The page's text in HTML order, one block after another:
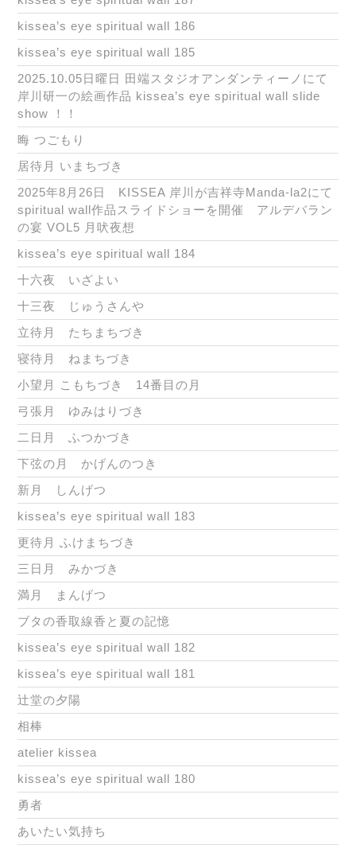
kissea’s eye spiritual wall 186
kissea’s eye spiritual wall 185
2025.10.05日曜日 田端スタジオアンダンティーノにて
岸川研一の絵画作品 kissea’s eye spiritual wall slide
show ！！
晦 つごもり
居待月 いまちづき
2025年8月26日 KISSEA 岸川が吉祥寺Manda-la2にて
spiritual wall作品スライドショーを開催 アルデバラン
の宴 VOL5 月吠夜想
kissea’s eye spiritual wall 184
十六夜 いざよい
十三夜 じゅうさんや
立待月 たちまちづき
寝待月 ねまちづき
小望月 こもちづき 14番目の月
弓張月 ゆみはりづき
二日月 ふつかづき
下弦の月 かげんのつき
新月 しんげつ
kissea’s eye spiritual wall 183
更待月 ふけまちづき
三日月 みかづき
満月 まんげつ
ブタの香取線香と夏の記憶
kissea’s eye spiritual wall 182
kissea’s eye spiritual wall 181
辻堂の夕陽
相棒
atelier kissea
kissea’s eye spiritual wall 180
勇者
あいたい気持ち